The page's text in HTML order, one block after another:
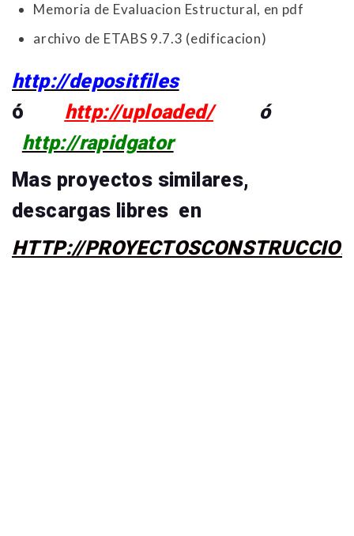
Memoria de Evaluacion Estructural, en pdf
archivo de ETABS 9.7.3 (edificacion)
http://depositfiles
ó http://uploaded/ó
http://rapidgator
Mas proyectos similares,
descargas libres en
HTTP://